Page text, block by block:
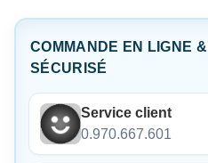
COMMANDE EN LIGNE
SÉCURISÉ
Service client
0.970.667.601